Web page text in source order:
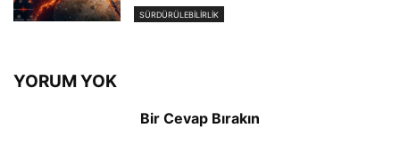
SÜRDÜRÜLEBILIRLIK
YORUM YOK
Bir Cevap Bırakın